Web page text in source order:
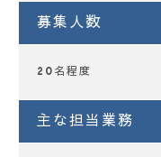
募集人数
20名程度
主な担当業務